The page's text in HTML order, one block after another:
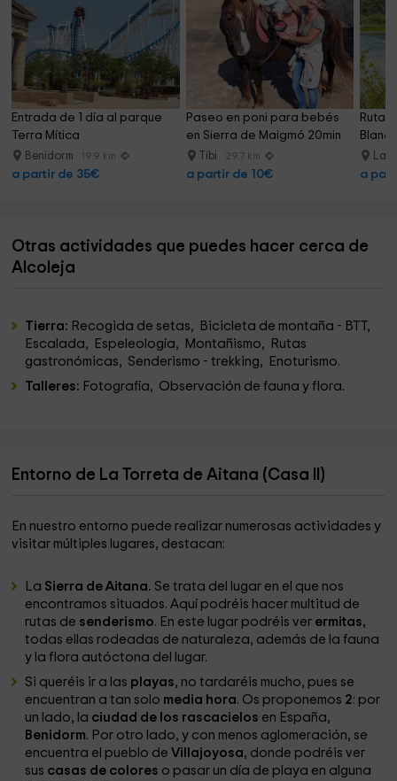
Entrada de 1 día al parque
Terra Mítica
Benidorm 19.9 km
a partir de 35€
Paseo en poni para bebés
en Sierra de Maigmó 20min
Tibi 29.7 km
a partir de 10€
Ruta
La
a
Otras actividades que puedes hacer cerca de
Alcoleja
Tierra: Recogida de setas, Bicicleta de montaña - BTT,
Escalada, Espeleología, Montañismo, Rutas
gastronómicas, Senderismo - trekking, Enoturismo.
Talleres: Fotografía, Observación de fauna y flora.
Entorno de La Torreta de Aitana (Casa II)
En nuestro entorno puede realizar numerosas actividades y
visitar múltiples lugares, destacan:
La Sierra de Aitana. Se trata del lugar en el que nos
encontramos situados. Aquí podréis hacer multitud de
rutas de senderismo. En este lugar podréis ver ermitas,
todas ellas rodeadas de naturaleza, además de la fauna
y la flora autóctona del lugar.
Si queréis ir a las playas, no tardaréis mucho, pues se
encuentran a tan solo media hora. Os proponemos 2: por
un lado, la ciudad de los rascacielos en España,
Benidorm. Por otro lado, y con menos aglomeración, se
encuentra el pueblo deVillajoyosa, donde podréis ver
sus casas de colores o pasar un día de playa en alguna